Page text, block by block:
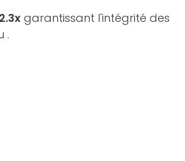
garantissant l'intégrité des
.